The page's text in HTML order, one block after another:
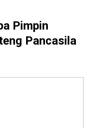
Pimpin
Pancasila